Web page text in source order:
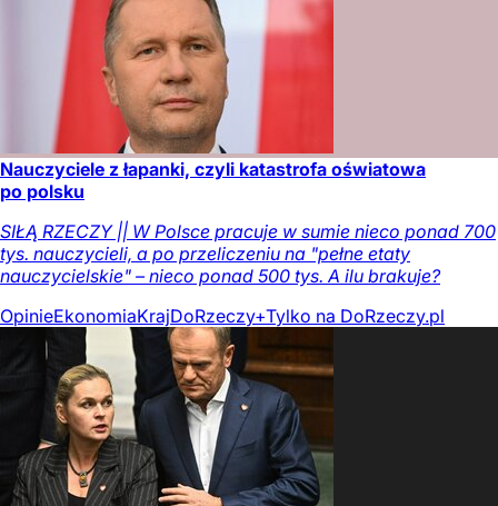
Nauczyciele z łapanki, czyli katastrofa oświatowa
po polsku
SIŁĄ RZECZY || W Polsce pracuje w sumie nieco ponad 700
tys. nauczycieli, a po przeliczeniu na "pełne etaty
nauczycielskie" – nieco ponad 500 tys. A ilu brakuje?
OpinieEkonomiaKrajDoRzeczy+Tylko na DoRzeczy.pl